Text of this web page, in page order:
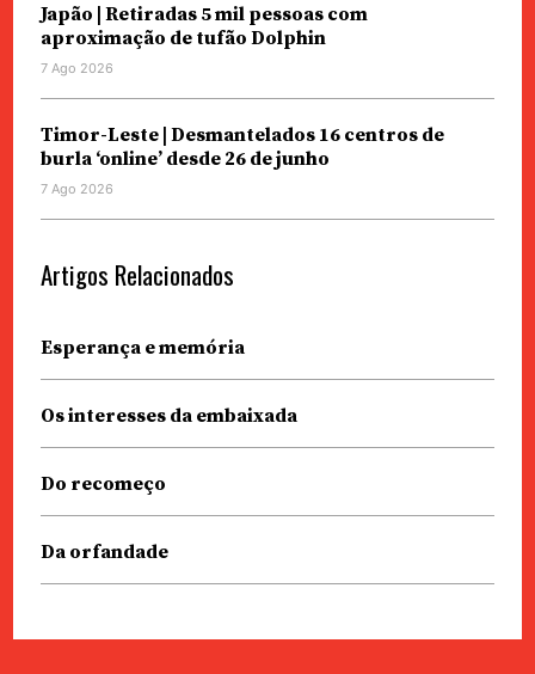
Japão | Retiradas 5 mil pessoas com
aproximação de tufão Dolphin
7 Ago 2026
Timor-Leste | Desmantelados 16 centros de
burla ‘online’ desde 26 de junho
7 Ago 2026
Artigos Relacionados
Esperança e memória
Os interesses da embaixada
Do recomeço
Da orfandade